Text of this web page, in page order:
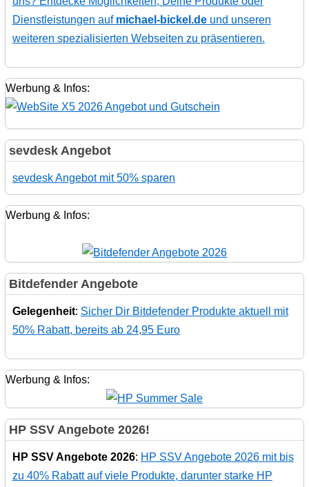
Dienstleistungen auf michael-bickel.deund unseren
weiteren spezialisierten Webseiten zu präsentieren.
Werbung & Infos:
sevdesk Angebot
sevdesk Angebot mit 50% sparen
Werbung & Infos:
Bitdefender Angebote
Gelegenheit: Sicher Dir Bitdefender Produkte aktuell mit
50% Rabatt, bereits ab 24,95 Euro
Werbung & Infos:
HP SSV Angebote 2026!
HP SSV Angebote 2026: HP SSV Angebote 2026 mit bis
zu 40% Rabatt auf viele Produkte, darunter starke HP